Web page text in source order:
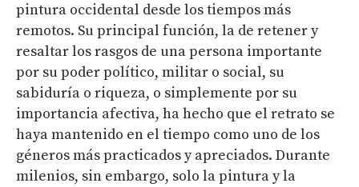
pintura occidental desde los tiempos más
remotos. Su principal función, la de retener y
resaltar los rasgos de una persona importante
por su poder político, militar o social, su
sabiduría o riqueza, o simplemente por su
importancia afectiva, ha hecho que el retrato se
haya mantenido en el tiempo como uno de los
géneros más practicados y apreciados. Durante
milenios, sin embargo, solo la pintura y la